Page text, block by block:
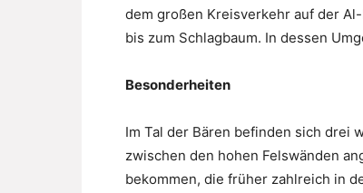
dem großen Kreisverkehr auf der
bis zum Schlagbaum. In dessen
Besonderheiten
Im Tal der Bären befinden sich drei
zwischen den hohen Felswänden
bekommen, die früher zahlreich in